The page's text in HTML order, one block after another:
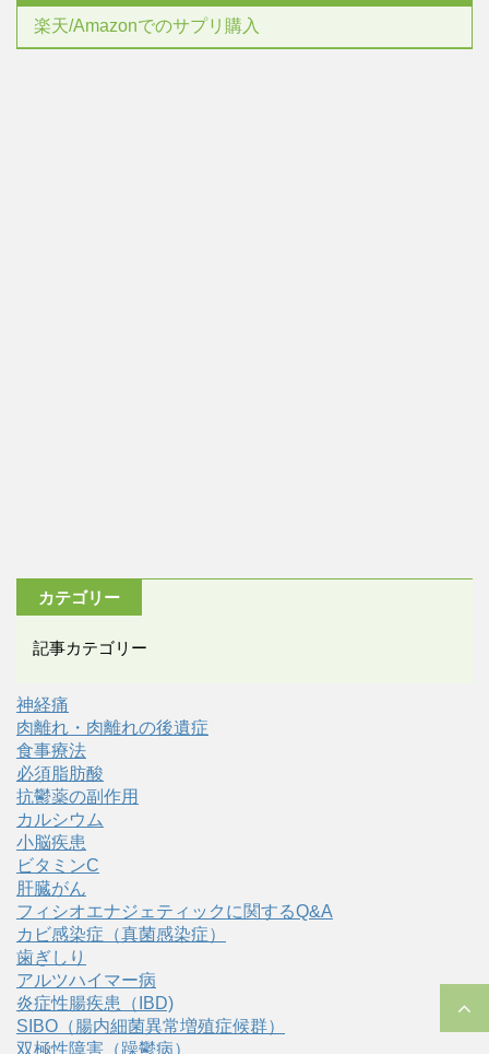
楽天/Amazonでのサプリ購入
カテゴリー
記事カテゴリー
神経痛
肉離れ・肉離れの後遺症
食事療法
必須脂肪酸
抗鬱薬の副作用
カルシウム
小脳疾患
ビタミンC
肝臓がん
フィシオエナジェティックに関するQ&A
カビ感染症（真菌感染症）
歯ぎしり
アルツハイマー病
炎症性腸疾患（IBD)
SIBO（腸内細菌異常増殖症候群）
双極性障害（躁鬱病）